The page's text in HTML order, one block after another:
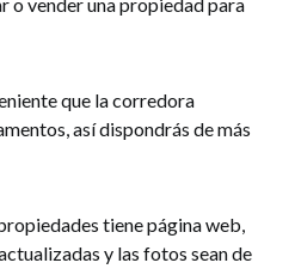
o vender una propiedad para
que la corredora
así dispondrás de más
tiene página web,
y las fotos sean de